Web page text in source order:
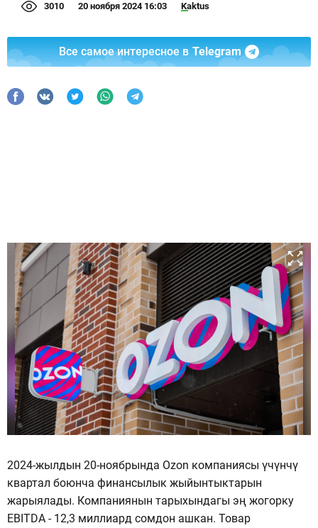
3010 20 ноября 2024 16:03 Kaktus
Все самое интересное в Telegram
2024-жылдын 20-ноябрында Ozon компаниясы үчүнчү
квартал боюнча финансылык жыйынтыктарын
жарыялады. Компаниянын тарыхындагы эң жогорку
EBITDA - 12,3 миллиард сомдон ашкан. Товар